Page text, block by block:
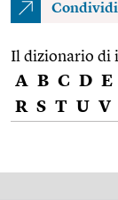
Condividi
Il dizionario di
A B C D E
R S T U V